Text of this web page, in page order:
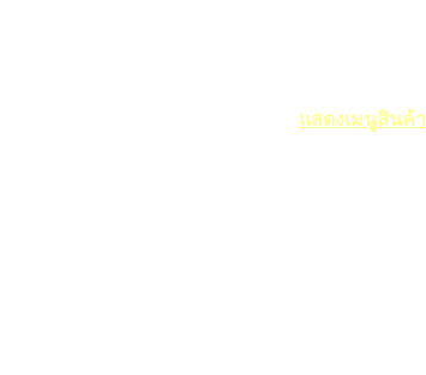
แสดงเมนูสินค้า